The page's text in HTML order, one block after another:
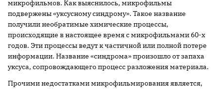
микрофильмов. Как выяснилось, микрофильмы
подвержены «уксусному синдрому». Такое название
получили необратимые химические процессы,
происходящие в настоящее время с микрофильмами 60-х
годов. Эти процессы ведут к частичной или полной потере
информации. Название «синдрома» произошло от запаха
уксуса, сопровождающего процесс разложения материала.
Прочими недостатками микрофильмирования является,